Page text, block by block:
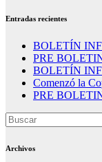
Entradas recientes
BOLETÍN
PRE
BOLETÍN
Comenzó la
PRE
Archivos